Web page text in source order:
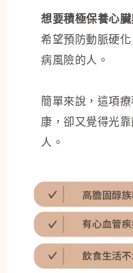
想要積極保養心
希望預防動脈硬
病風險的人。
簡單來說，這項
康，卻又覺得光
人。